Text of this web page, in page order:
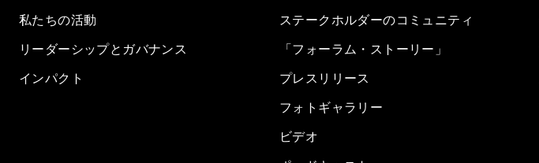
私たちの活動
リーダーシップとガバナンス
インパクト
ステークホルダーのコミュニティ
「フォーラム・ストーリー」
プレスリリース
フォトギャラリー
ビデオ